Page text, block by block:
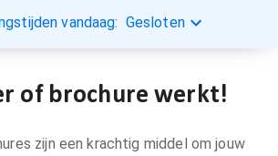
vandaag: Gesloten
of brochure werkt!
zijn een krachtig middel om jouw